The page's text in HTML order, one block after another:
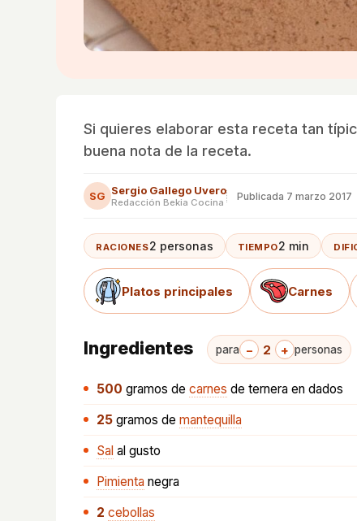
Si quieres elaborar esta receta tan
buena nota de la receta.
SG Sergio Gallego Uvero
Redacción Bekia Cocina
Publicada 7 marzo 2017
RACIONES2 personas TIEMPO2 min
Platos principales Carnes
Ingredientes para − 2 + personas
500 gramos de carnes de ternera en dados
25 gramos de mantequilla
Sal al gusto
Pimienta negra
2 cebollas